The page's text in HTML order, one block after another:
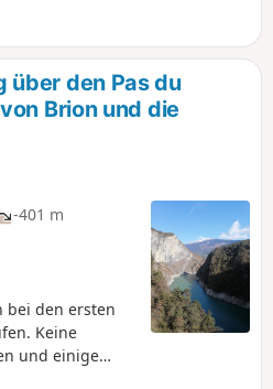
den
Baconnet.
Wald führt,
zwei kleine,
Le
Felsen,
über den Pas du
Brion und die
-401 m
bei den ersten
Keine
und einige